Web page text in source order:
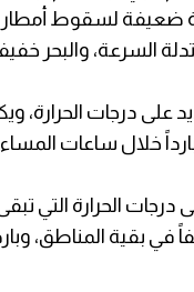
ضعيفة لسقوط أمطار
السرعة، والبحر
على درجات الحرارة،
خلال ساعات المساء
درجات الحرارة التي
في بقية المناطق،